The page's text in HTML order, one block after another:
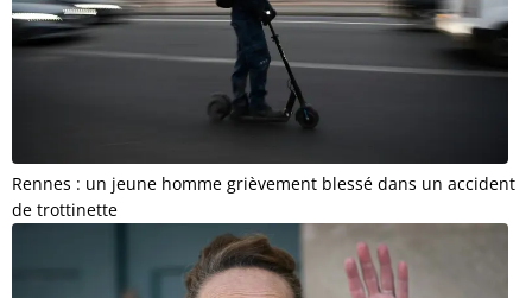
Rennes : un jeune homme grièvement blessé dans un accident
de trottinette